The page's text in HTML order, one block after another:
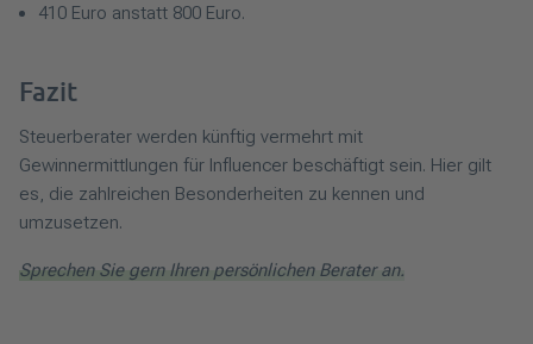
410 Euro anstatt 800 Euro.
Fazit
Steuerberater werden künftig vermehrt mit
Gewinnermittlungen für Influencer beschäftigt sein. Hier gilt
es, die zahlreichen Besonderheiten zu kennen und
umzusetzen.
Sprechen Sie gern Ihren persönlichen Berater an.